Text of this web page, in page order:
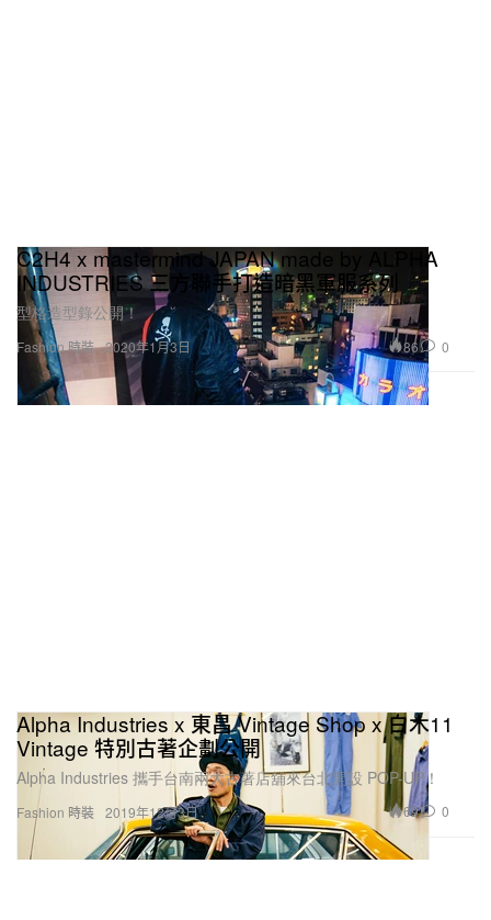
Fashion 時裝
C2H4 x mastermind JAPAN made by ALPHA
INDUSTRIES 三方聯手打造暗黑軍服系列
型格造型錄公開！
2020年1月3日 86 0
Fashion 時裝
Alpha Industries x 東昌 Vintage Shop x 白木11
Vintage 特別古著企劃公開
Alpha Industries 攜手台南兩大古著店舖來台北開設 POP-UP！
2019年12月3日 69 0